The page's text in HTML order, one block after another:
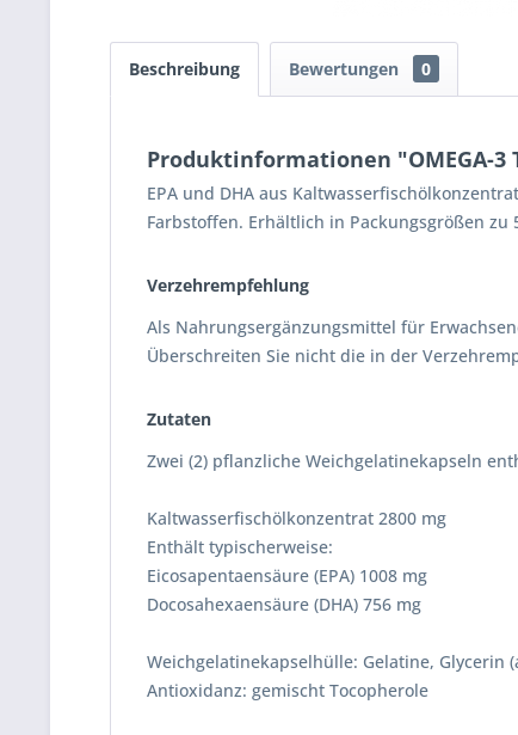
Beschreibung Bewertungen 0
Produktinformationen "OMEGA-3
EPA und DHA aus
Farbstoffen. Erhältlich in Packungsgrößen zu
Verzehrempfehlung
Als Nahrungsergänzungsmittel für
Überschreiten Sie nicht die in der
Zutaten
Zwei (2) pflanzliche Weichgelatinekapseln
Kaltwasserfischölkonzentrat 2800 mg
Enthält typischerweise:
Eicosapentaensäure (EPA) 1008 mg
Docosahexaensäure (DHA) 756 mg
Weichgelatinekapselhülle: Gelatine, Glycerin
Antioxidanz: gemischt Tocopherole